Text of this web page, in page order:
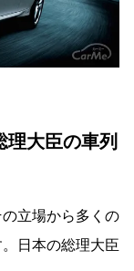
大臣の車列
立場から多くの
日本の総理大臣